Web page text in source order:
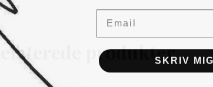
Relaterede produkter
Email
SKRIV